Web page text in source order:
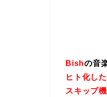
Bishの音
ヒト化し
スキップ